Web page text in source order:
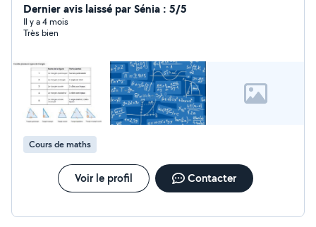
Dernier avis laissé par Sénia : 5/5
Il y a 4 mois
Très bien
Cours de maths
Voir le profil Contacter